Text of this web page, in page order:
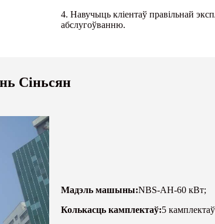
4. Навучыць кліентаў правільнай
абслугоўванню.
Сіньсян
Мадэль машыны:NBS-AH-60 кВт;
Колькасць камплектаў:5